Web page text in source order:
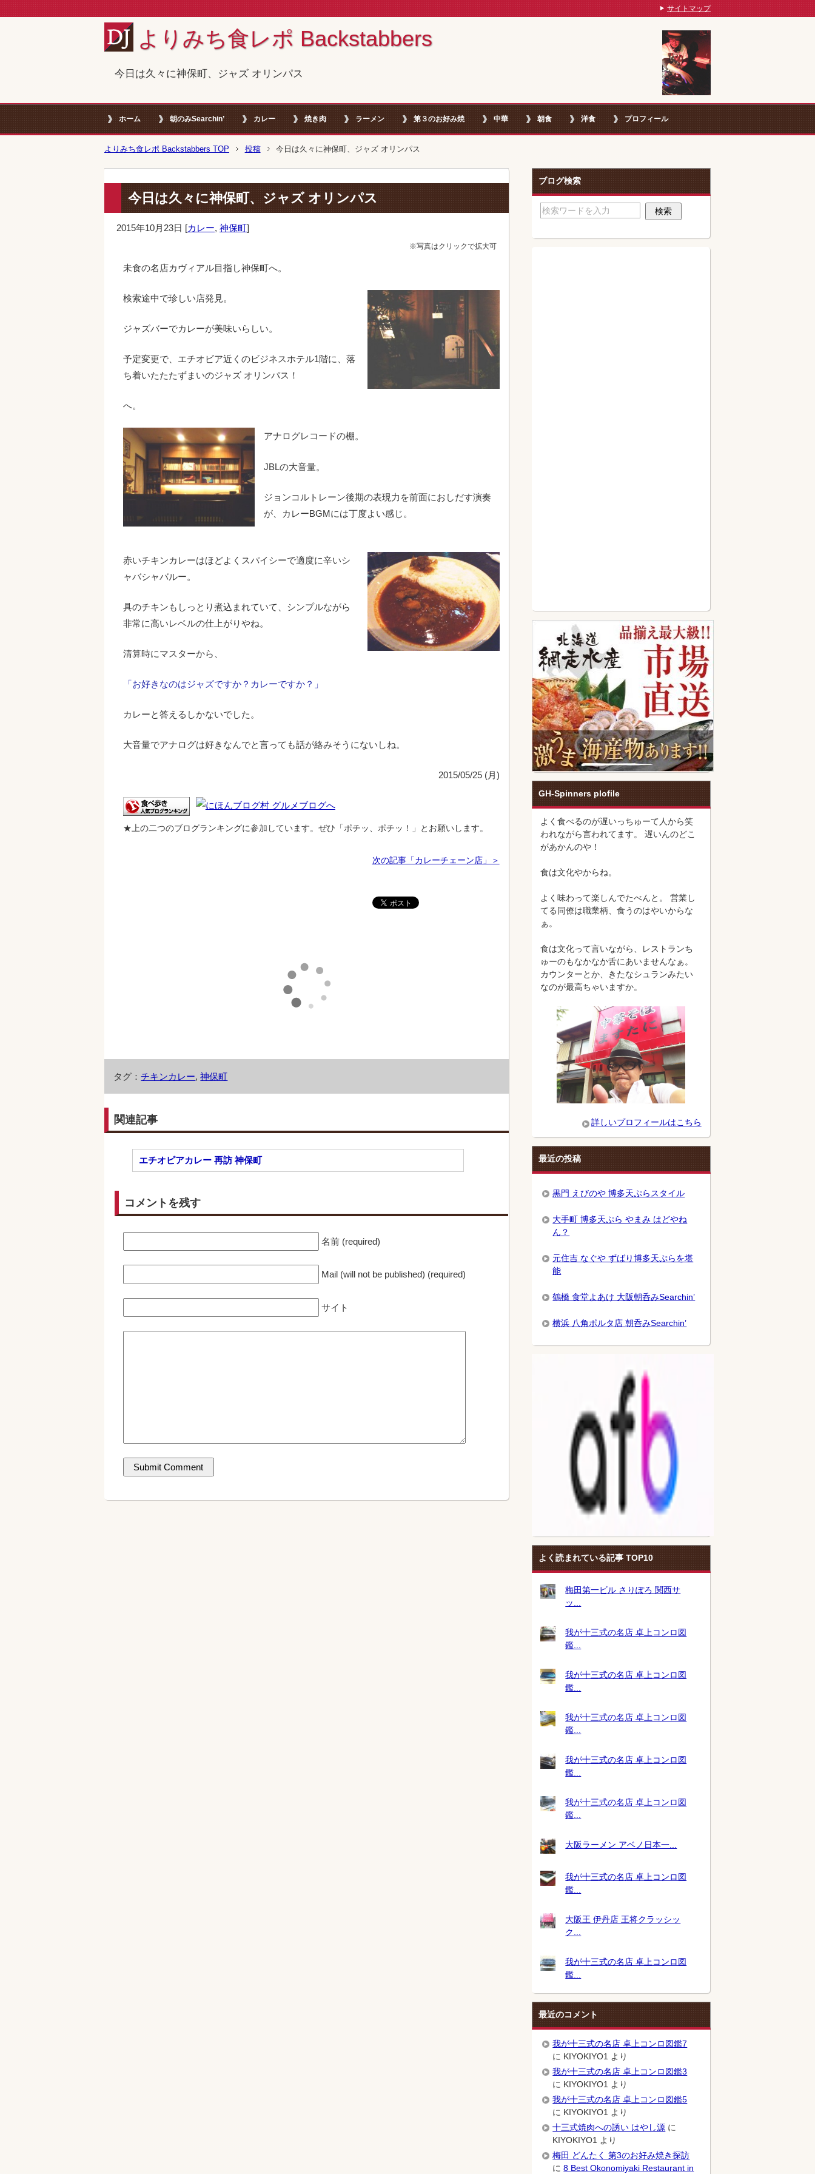
よりみち食レポ Backstabbers
今日は久々に神保町、ジャズ オリンパス
ホーム 朝のみSearchin’ カレー 焼き肉 ラーメン 第３のお好み焼 中華 朝食 洋食 プロフィール
よりみち食レポ Backstabbers TOP 投稿 今日は久々に神保町、ジャズ オリンパス
今日は久々に神保町、ジャズ オリンパス
2015年10月23日 [カレー, 神保町]
※写真はクリックで拡大可
未食の名店カヴィアル目指し神保町へ。
検索途中で珍しい店発見。
ジャズバーでカレーが美味いらしい。
予定変更で、エチオビア近くのビジネスホテル1階に、落
ち着いたたたずまいのジャズ オリンパス！
へ。
アナログレコードの棚。
JBLの大音量。
ジョンコルトレーン後期の表現力を前面におしだす演奏
が、カレーBGMには丁度よい感じ。
赤いチキンカレーはほどよくスパイシーで適度に辛いシ
ャバシャバルー。
具のチキンもしっとり煮込まれていて、シンプルながら
非常に高いレベルの仕上がりやね。
清算時にマスターから、
「お好きなのはジャズですか？カレーですか？」
カレーと答えるしかないでした。
大音量でアナログは好きなんでと言っても話が絡みそうにないしね。
2015/05/25 (月)
★上の二つのブログランキングに参加しています。ぜひ「ポチッ、ポチッ！」とお願いします。
次の記事「カレーチェーン店」＞
タグ：チキンカレー,神保町
関連記事
エチオピアカレー 再訪 神保町
コメントを残す
名前 (required)
Mail (will not be published) (required)
サイト
ブログ検索
GH-Spinners plofile
よく食べるのが遅いっちゅーて人から笑
われながら言われてます。 遅いんのどこ
があかんのや！
食は文化やからね。
よく味わって楽しんでたべんと。 営業し
てる同僚は職業柄、食うのはやいからな
ぁ。
食は文化って言いながら、レストランち
ゅーのもなかなか舌にあいませんなぁ。
カウンターとか、きたなシュランみたい
なのが最高ちゃいますか。
詳しいプロフィールはこちら
最近の投稿
黒門 えびのや 博多天ぷらスタイル
大手町 博多天ぷら やまみ はどやね
ん？
元住吉 なぐや ずばり博多天ぷらを堪
能
鶴橋 食堂よあけ 大阪朝呑みSearchin’
横浜 八角ポルタ店 朝呑みSearchin’
よく読まれている記事 TOP10
梅田第一ビル さりぽろ 関西サ
ッ...
我が十三式の名店 卓上コンロ図
鑑...
我が十三式の名店 卓上コンロ図
鑑...
我が十三式の名店 卓上コンロ図
鑑...
我が十三式の名店 卓上コンロ図
鑑...
我が十三式の名店 卓上コンロ図
鑑...
大阪ラーメン アベノ日本一...
我が十三式の名店 卓上コンロ図
鑑...
大阪王 伊丹店 王将クラッシッ
ク...
我が十三式の名店 卓上コンロ図
鑑...
最近のコメント
我が十三式の名店 卓上コンロ図鑑7
に KIYOKIYO1 より
我が十三式の名店 卓上コンロ図鑑3
に KIYOKIYO1 より
我が十三式の名店 卓上コンロ図鑑5
に KIYOKIYO1 より
十三式焼肉への誘い はやし源 に
KIYOKIYO1 より
梅田 どんたく 第3のお好み焼き探訪
に8 Best Okonomiyaki Restaurant in
サイトマップ